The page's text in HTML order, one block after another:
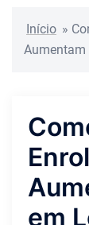
Início »
Aumentam
em